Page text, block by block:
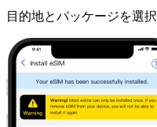
目的地とパッケージを選択